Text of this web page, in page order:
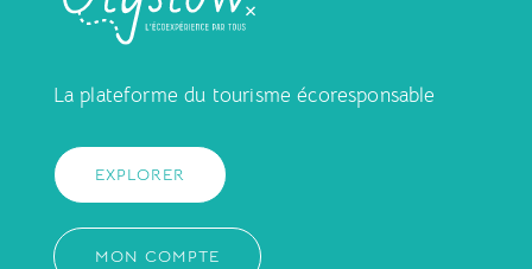
La plateforme du tourisme écoresponsable
EXPLORER
MON COMPTE